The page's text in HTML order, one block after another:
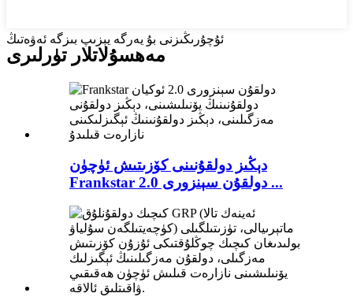
ئۇچۇرىڭىزنى بۇ يەرگە يېزىپ بىزگە ئەۋەتىڭ
مەھسۇلاتلار تۈرلىرى
دېڭىز دولقۇنىنى كۆزىتىش ئۈچۈن
Frankstar دولقۇن سېنزورى 2.0 ...